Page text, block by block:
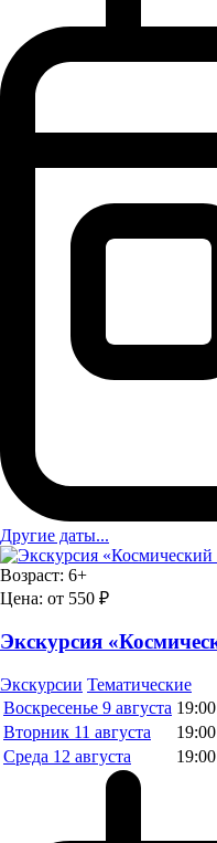
Другие даты...
Возраст: 6+
Цена: от 550 ₽
Экскурсия
Экскурсии Тематические
Воскресенье 9 августа 19:00
Вторник 11 августа 19:00
Среда 12 августа 19:00